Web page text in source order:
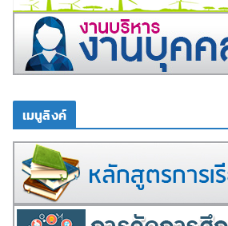
เมนูลิงค์